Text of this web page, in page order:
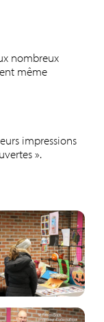
nombreux
même
impressions
».